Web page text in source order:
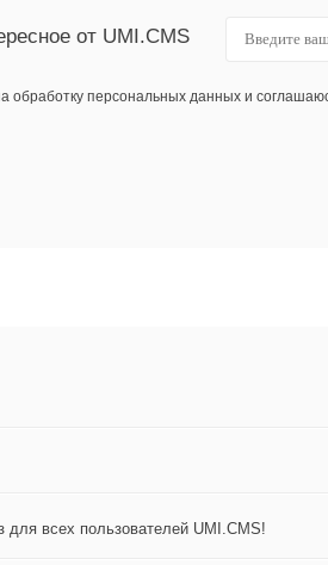
от UMI.CMS
обработку персональных данных и
для всех пользователей UMI.CMS!